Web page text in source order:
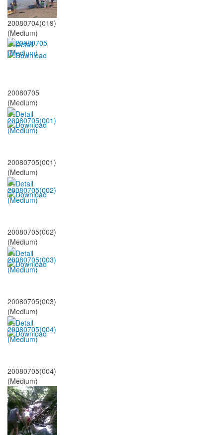
20080704(019)
(Medium)
20080705
(Medium)
20080705(001)
(Medium)
20080705(002)
(Medium)
20080705(003)
(Medium)
20080705(004)
(Medium)